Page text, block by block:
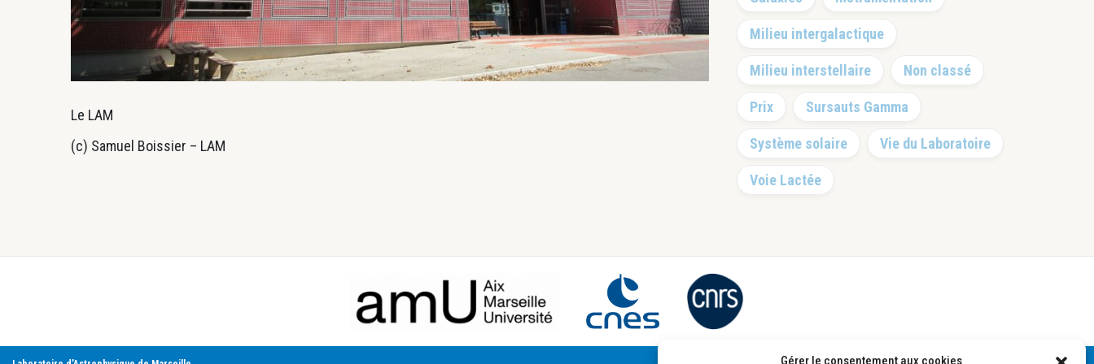
Gérer le consentement aux cookies
Le LAM
(c) Samuel Boissier – LAM
Milieu intergalactique
Milieu interstellaire Non classé
Prix Sursauts Gamma
Système solaire Vie du Laboratoire
Voie Lactée